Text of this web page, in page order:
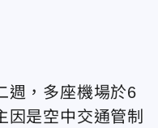
週，多座機場於6
因是空中交通管制